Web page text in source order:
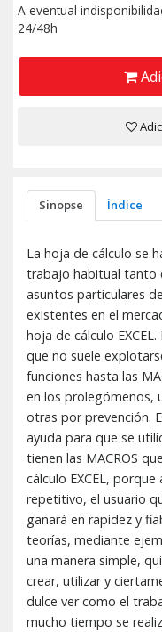
A eventual
24/48h
Sinopse Índice
La hoja de cálculo se
trabajo habitual tanto
asuntos particulares
existentes en el
hoja de cálculo
que no suele
funciones hasta las
en los prolegómenos,
otras por prevención.
ayuda para que se
tienen las MACROS
cálculo EXCEL,
repetitivo, el usuario
ganará en rapidez y
teorías, mediante
una manera simple,
crear, utilizar y
dulce ver como el
mucho tiempo se